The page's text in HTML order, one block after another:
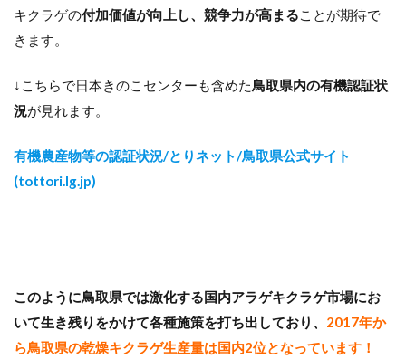
キクラゲの付加価値が向上し、競争力が高まることが期待で
きます。
↓こちらで日本きのこセンターも含めた鳥取県内の有機認証状
況が見れます。
有機農産物等の認証状況/とりネット/鳥取県公式サイト
(tottori.lg.jp)
このように鳥取県では激化する国内アラゲキクラゲ市場にお
いて生き残りをかけて各種施策を打ち出しており、 2017年か
ら鳥取県の乾燥キクラゲ生産量は国内2位となっています！